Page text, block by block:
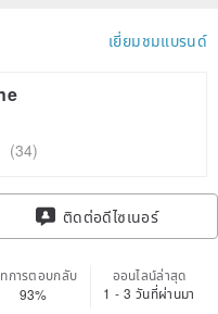
เยี่ยมชมแบรนด์
(34)
ติดต่อดีไซเนอร์
ทการตอบกลับ
93%
ออนไลน์ล่าสุด
1 - 3 วันที่ผ่านมา